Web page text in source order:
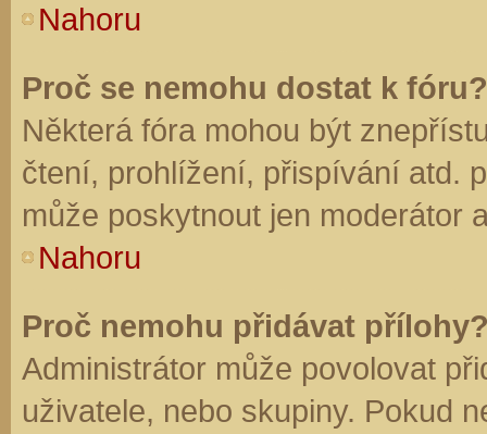
Nahoru
Proč se nemohu dostat k fóru?
Některá fóra mohou být
čtení, prohlížení, přispívání atd.
může poskytnout jen moderátor
Nahoru
Proč nemohu přidávat
Administrátor může povolovat
uživatele, nebo skupiny. Pokud